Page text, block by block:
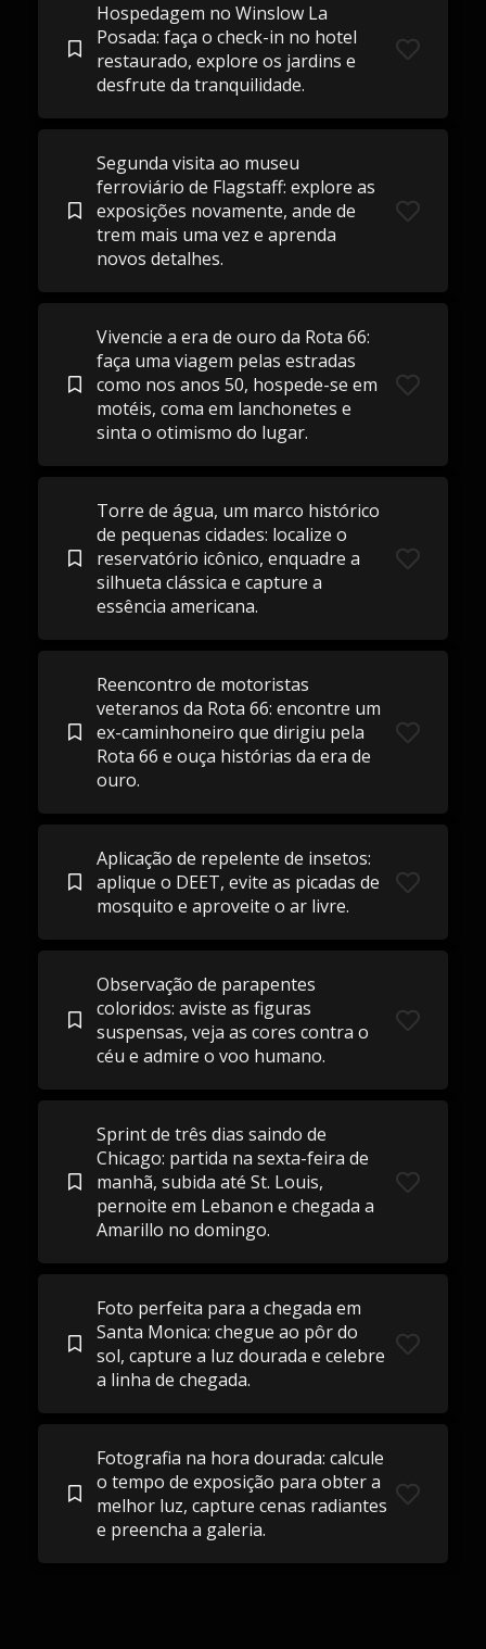
Hospedagem no Winslow La
Posada: faça o check-in no hotel
restaurado, explore os jardins e
desfrute da tranquilidade.
Segunda visita ao museu
ferroviário de Flagstaff: explore as
exposições novamente, ande de
trem mais uma vez e aprenda
novos detalhes.
Vivencie a era de ouro da Rota 66:
faça uma viagem pelas estradas
como nos anos 50, hospede-se em
motéis, coma em lanchonetes e
sinta o otimismo do lugar.
Torre de água, um marco histórico
de pequenas cidades: localize o
reservatório icônico, enquadre a
silhueta clássica e capture a
essência americana.
Reencontro de motoristas
veteranos da Rota 66: encontre um
ex-caminhoneiro que dirigiu pela
Rota 66 e ouça histórias da era de
ouro.
Aplicação de repelente de insetos:
aplique o DEET, evite as picadas de
mosquito e aproveite o ar livre.
Observação de parapentes
coloridos: aviste as figuras
suspensas, veja as cores contra o
céu e admire o voo humano.
Sprint de três dias saindo de
Chicago: partida na sexta-feira de
manhã, subida até St. Louis,
pernoite em Lebanon e chegada a
Amarillo no domingo.
Foto perfeita para a chegada em
Santa Monica: chegue ao pôr do
sol, capture a luz dourada e celebre
a linha de chegada.
Fotografia na hora dourada: calcule
o tempo de exposição para obter a
melhor luz, capture cenas radiantes
e preencha a galeria.